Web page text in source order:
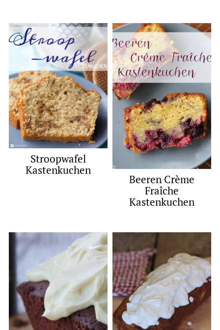
Stroopwafel
Kastenkuchen
Beeren Crème
Fraîche
Kastenkuchen